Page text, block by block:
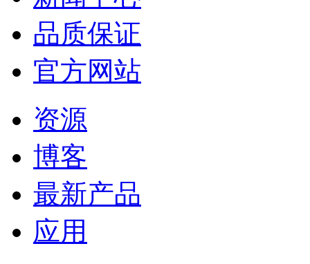
品质保证
官方网站
资源
博客
最新产品
应用